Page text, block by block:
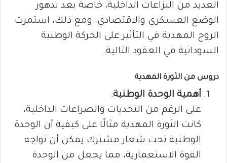
العديد من النزاعات الداخلية، خاصة بعد تدهور
الوضع العسكري والاقتصادي. ومع ذلك، استمرت
الروح المهدية في التأثير على الحركة الوطنية
السودانية في العقود التالية.
دروس من الثورة المهدية
أهمية الوحدة الوطنية:
على الرغم من التحديات والصراعات الداخلية،
كانت الثورة المهدية مثالًا على كيفية أن الوحدة
الوطنية تحت شعار مشترك يمكن أن تواجه
القوة الاستعمارية، مما يجعل من الوحدة